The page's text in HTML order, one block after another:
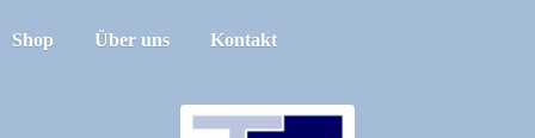
Shop Über uns Kontakt